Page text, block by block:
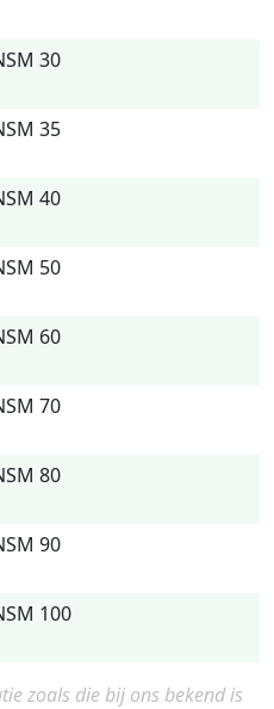
30
35
40
50
60
70
80
90
100
zoals die bij ons bekend is